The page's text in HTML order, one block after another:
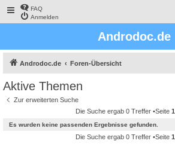
FAQ
Anmelden
Androdoc.de
Androdoc.de Foren-Übersicht
Aktive Themen
Zur erweiterten Suche
Die Suche ergab 0 Treffer •Seite 1
Es wurden keine passenden Ergebnisse gefunden.
Die Suche ergab 0 Treffer •Seite 1